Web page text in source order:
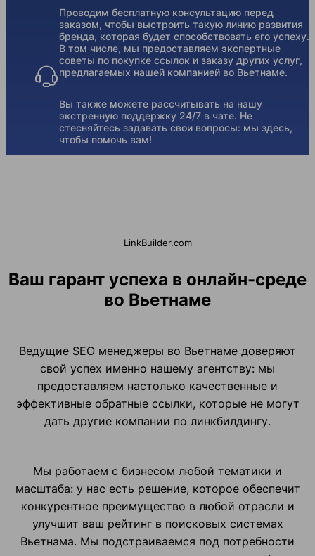
Проводим бесплатную консультацию перед
заказом, чтобы выстроить такую линию развития
бренда, которая будет способствовать его успеху.
В том числе, мы предоставляем экспертные
советы по покупке ссылок и заказу других услуг,
предлагаемых нашей компанией во Вьетнаме.
Вы также можете рассчитывать на нашу
экстренную поддержку 24/7 в чате. Не
стесняйтесь задавать свои вопросы: мы здесь,
чтобы помочь вам!
LinkBuilder.com
Ваш гарант успеха в онлайн-среде
во Вьетнаме
Ведущие SEO менеджеры во Вьетнаме доверяют
свой успех именно нашему агентству: мы
предоставляем настолько качественные и
эффективные обратные ссылки, которые не могут
дать другие компании по линкбилдингу.
Мы работаем с бизнесом любой тематики и
масштаба: у нас есть решение, которое обеспечит
конкурентное преимущество в любой отрасли и
улучшит ваш рейтинг в поисковых системах
Вьетнама. Мы подстраиваемся под потребности